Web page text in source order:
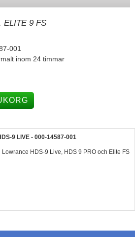
ELITE 9 FS
001
inom 24 timmar
9 LIVE - 000-14587-001
HDS-9 Live, HDS 9 PRO och Elite FS